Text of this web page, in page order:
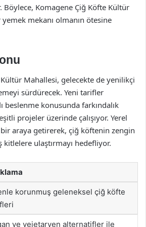
Böylece, Komagene Çiğ Köfte Kültür
mekanı olmanın ötesine
Mahallesi, gelecekte de yenilikçi
sürdürecek. Yeni tarifler
beslenme konusunda farkındalık
projeler üzerinde çalışıyor. Yerel
araya getirerek, çiğ köftenin zengin
ulaştırmayı hedefliyor.
korunmuş geleneksel çiğ köfte
ve vejetaryen alternatifler ile